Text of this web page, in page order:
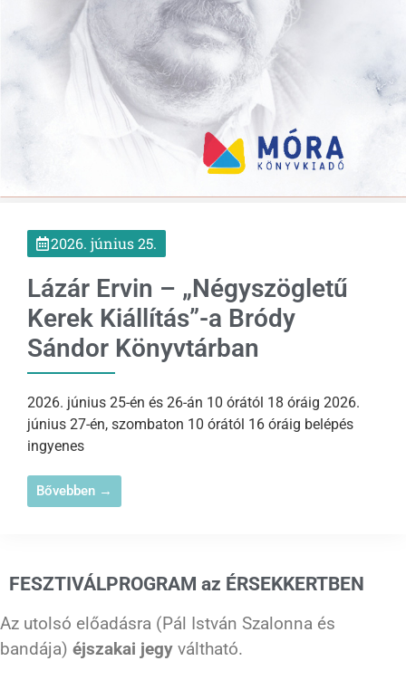
2026. június 25.
Lázár Ervin – „Négyszögletű
Kerek Kiállítás”-a Bródy
Sándor Könyvtárban
2026. június 25-én és 26-án 10 órától 18 óráig 2026.
június 27-én, szombaton 10 órától 16 óráig belépés
ingyenes
Bővebben →
FESZTIVÁLPROGRAM az ÉRSEKKERTBEN
Az utolsó előadásra (Pál István Szalonna és
bandája) éjszakai jegy váltható.